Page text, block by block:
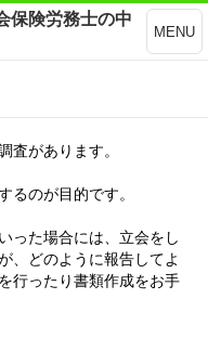
保険労務士の中
MENU
査があります。
るのが目的です。
った場合には、立会をし
、どのように報告してよ
行ったり書類作成をお手